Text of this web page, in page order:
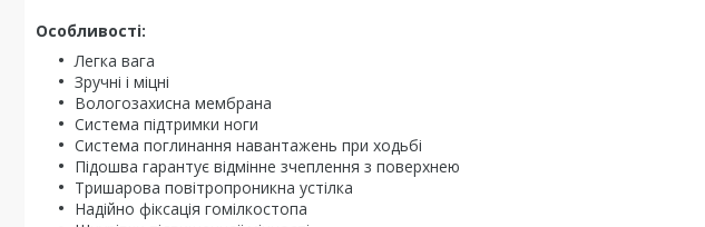
Особливості:
Легка вага
Зручні і міцні
Вологозахисна мембрана
Система підтримки ноги
Система поглинання навантажень при ходьбі
Підошва гарантує відмінне зчеплення з поверхнею
Тришарова повітропроникна устілка
Надійно фіксація гомілкостопа